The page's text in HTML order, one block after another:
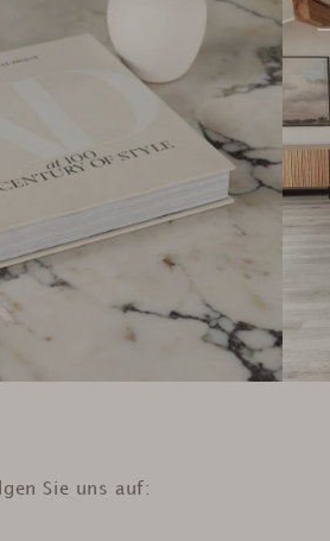
Sie uns auf: